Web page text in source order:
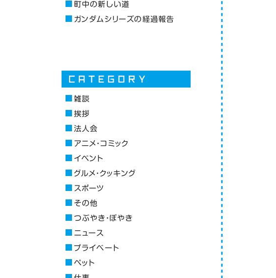
町中の新しい道
ガンダムシリーズの経過報告
雑談
挨拶
法人会
アニメ・コミック
イベント
グルメ・クッキング
スポーツ
その他
つぶやき・ぼやき
ニュース
プライベート
ペット